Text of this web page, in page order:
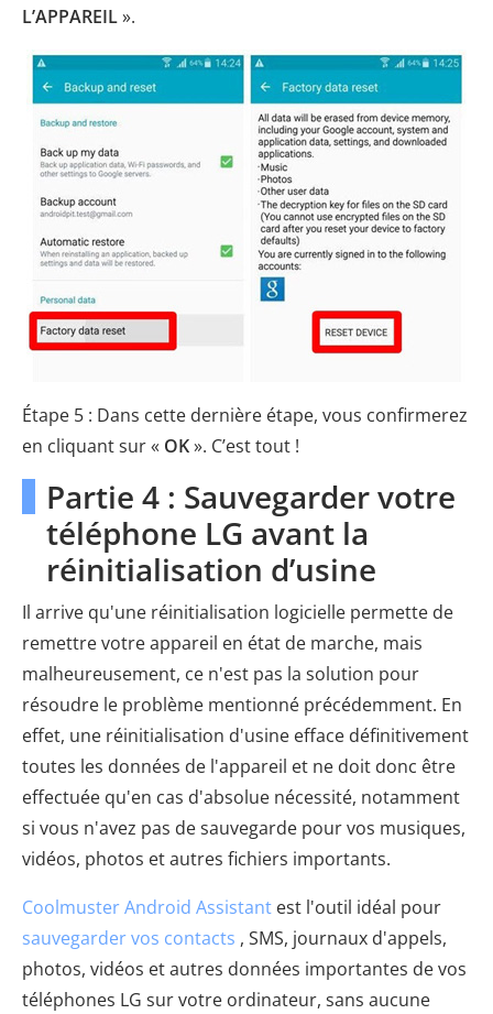
L’APPAREIL».
Étape 5 : Dans cette dernière étape, vous confirmerez
en cliquant sur « OK». C’est tout !
Partie 4 : Sauvegarder votre
téléphone LG avant la
réinitialisation d’usine
Il arrive qu'une réinitialisation logicielle permette de
remettre votre appareil en état de marche, mais
malheureusement, ce n'est pas la solution pour
résoudre le problème mentionné précédemment. En
effet, une réinitialisation d'usine efface définitivement
toutes les données de l'appareil et ne doit donc être
effectuée qu'en cas d'absolue nécessité, notamment
si vous n'avez pas de sauvegarde pour vos musiques,
vidéos, photos et autres fichiers importants.
Coolmuster Android Assistant est l'outil idéal pour
sauvegarder vos contacts , SMS, journaux d'appels,
photos, vidéos et autres données importantes de vos
téléphones LG sur votre ordinateur, sans aucune